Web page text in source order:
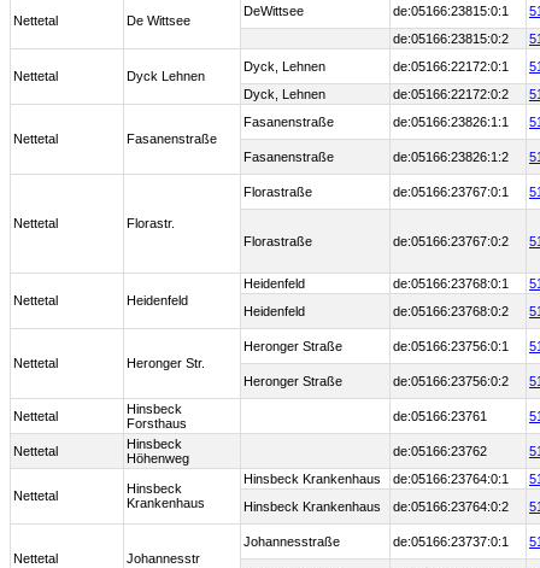
Nettetal De Wittsee
DeWittsee de:05166:23815:0:1
de:05166:23815:0:2
Nettetal Dyck Lehnen
Dyck, Lehnen de:05166:22172:0:1
Dyck, Lehnen
de:05166:22172:0:2
Nettetal Fasanenstraße
Fasanenstraße de:05166:23826:1:1
Fasanenstraße de:05166:23826:1:2
Nettetal Florastr.
Florastraße de:05166:23767:0:1
Florastraße de:05166:23767:0:2
Nettetal Heidenfeld
Heidenfeld de:05166:23768:0:1
Heidenfeld
de:05166:23768:0:2
Nettetal Heronger Str.
Heronger Straße de:05166:23756:0:1
Heronger Straße de:05166:23756:0:2
Nettetal
Hinsbeck
Forsthaus
de:05166:23761
Nettetal
Hinsbeck
Höhenweg
de:05166:23762
Nettetal
Hinsbeck
Krankenhaus
Hinsbeck Krankenhaus de:05166:23764:0:1
Hinsbeck Krankenhaus
de:05166:23764:0:2
Nettetal Johannesstr
Johannesstraße de:05166:23737:0:1